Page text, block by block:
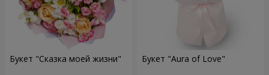
Букет "Сказка моей жизни" Букет "Aura of Love"